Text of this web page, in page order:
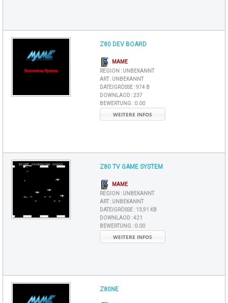
Z80 DEV BOARD
MAME
REGION : UNBEKANNT
ART : UNBEKANNT
DATEIGRÖSSE : 974 B
DOWNLAOD :237
BEWERTUNG : 0.00
WEITERE INFOS
Z80 TV GAME SYSTEM
MAME
REGION : UNBEKANNT
ART : UNBEKANNT
DATEIGRÖSSE : 13,91 KB
DOWNLAOD :421
BEWERTUNG : 0.00
WEITERE INFOS
Z80NE